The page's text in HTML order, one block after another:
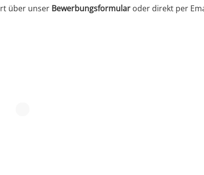
über unser Bewerbungsformular oder direkt per